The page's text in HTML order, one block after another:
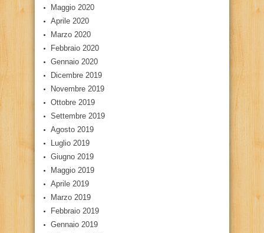
Maggio 2020
Aprile 2020
Marzo 2020
Febbraio 2020
Gennaio 2020
Dicembre 2019
Novembre 2019
Ottobre 2019
Settembre 2019
Agosto 2019
Luglio 2019
Giugno 2019
Maggio 2019
Aprile 2019
Marzo 2019
Febbraio 2019
Gennaio 2019